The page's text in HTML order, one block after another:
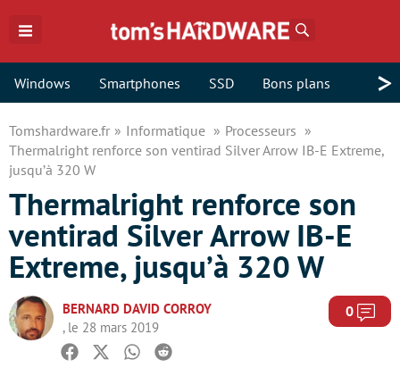
Windows Smartphones SSD Bons plans >
Tomshardware.fr Informatique
Processeurs
Thermalright renforce son ventirad Silver Arrow IB-E Extreme,
jusqu’à 320 W
Thermalright renforce son
ventirad Silver Arrow IB-E
Extreme, jusqu’à 320 W
BERNARD DAVID CORROY
, le 28 mars 2019
0
Facebook
TwitterWhatsapp
Reddit